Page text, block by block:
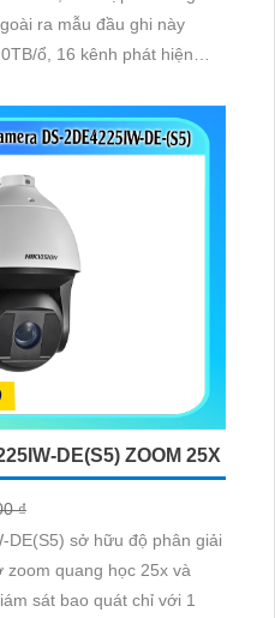
ổ, 16 kênh phát hiện
DE(S5) ZOOM 25X
₫
DE(S5) sở hữu độ phân giải
zoom quang học 25x và
sát bao quát chỉ với 1